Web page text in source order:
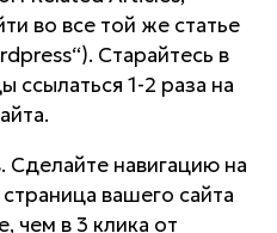
во все той же статье
Старайтесь в
ссылаться 1-2 раза на
Сделайте навигацию на
вашего сайта
чем в 3 клика от